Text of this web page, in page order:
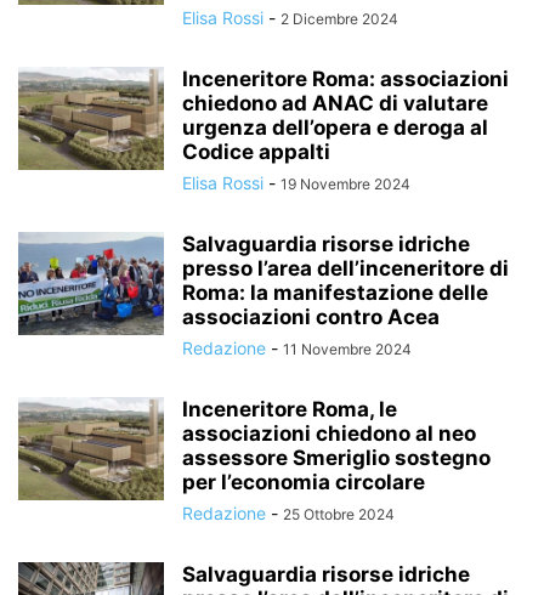
Elisa Rossi - 2 Dicembre 2024
Inceneritore Roma: associazioni
chiedono ad ANAC di valutare
urgenza dell’opera e deroga al
Codice appalti
Elisa Rossi - 19 Novembre 2024
Salvaguardia risorse idriche
presso l’area dell’inceneritore di
Roma: la manifestazione delle
associazioni contro Acea
Redazione - 11 Novembre 2024
Inceneritore Roma, le
associazioni chiedono al neo
assessore Smeriglio sostegno
per l’economia circolare
Redazione - 25 Ottobre 2024
Salvaguardia risorse idriche